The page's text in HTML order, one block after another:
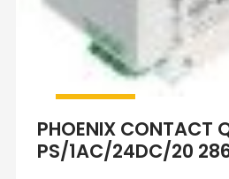
PHOENIX CONTACT
PS/1AC/24DC/20